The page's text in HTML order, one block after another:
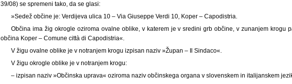
39/08) se spremeni tako, da se glasi:
»Sedež občine je: Verdijeva ulica 10 – Via Giuseppe Verdi 10, Koper – Capodistria.
Občina ima žig okrogle oziroma ovalne oblike, v katerem je v sredini grb občine, v zunanjem krogu
občina Koper – Comune città di Capodistria«.
V žigu ovalne oblike je v notranjem krogu izpisan naziv »Župan – Il Sindaco«.
V žigu okrogle oblike je v notranjem krogu:
– izpisan naziv »Občinska uprava« oziroma naziv občinskega organa v slovenskem in italijanskem